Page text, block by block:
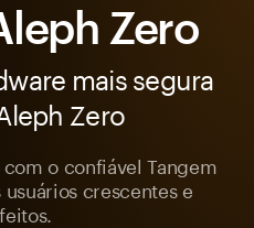
Zero
mais segura
Zero
o confiável Tangem
usuários crescentes e